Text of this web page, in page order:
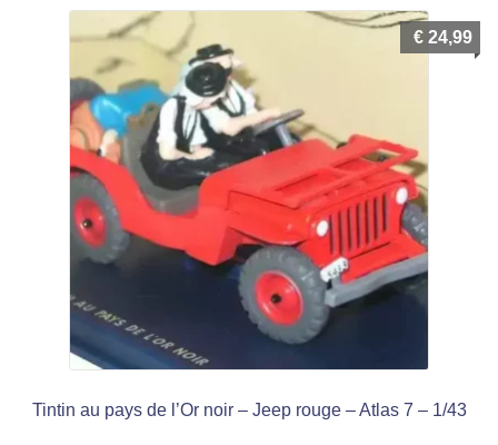
Tintin au pays de l’Or noir – Jeep rouge – Atlas 7 – 1/43
€ 24,99